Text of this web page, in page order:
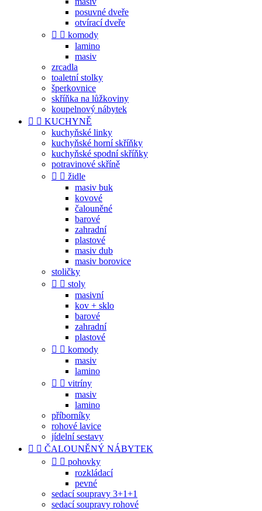
posuvné dveře
otvírací dveře
  komody
lamino
masiv
zrcadla
toaletní stolky
šperkovnice
skříňka na lůžkoviny
koupelnový nábytek
  KUCHYNĚ
kuchyňské linky
kuchyňské horní skříňky
kuchyňské spodní skříňky
potravinové skříně
  židle
masiv buk
kovové
čalouněné
barové
zahradní
plastové
masiv dub
masiv borovice
stoličky
  stoly
masivní
kov + sklo
barové
zahradní
plastové
  komody
masiv
lamino
  vitríny
masiv
lamino
příborníky
rohové lavice
jídelní sestavy
  ČALOUNĚNÝ NÁBYTEK
  pohovky
rozkládací
pevné
sedací soupravy 3+1+1
sedací soupravy rohové